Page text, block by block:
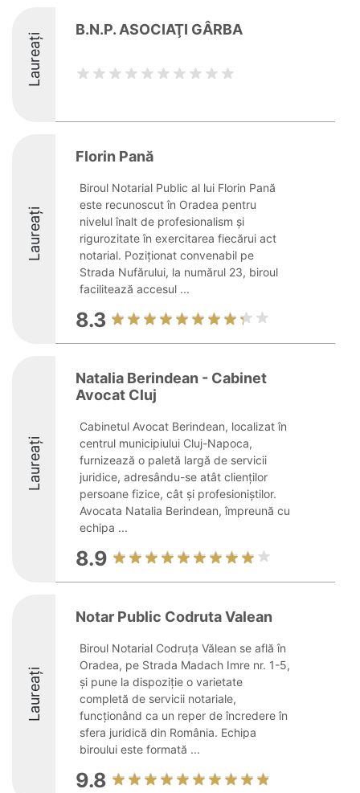
Laureați
B.N.P. ASOCIAŢI GÂRBA
Laureați
Florin Pană
Biroul Notarial Public al lui Florin Pană
este recunoscut în Oradea pentru
nivelul înalt de profesionalism și
rigurozitate în exercitarea fiecărui act
notarial. Poziționat convenabil pe
Strada Nufărului, la numărul 23, biroul
facilitează accesul ...
8.3
Laureați
Natalia Berindean - Cabinet
Avocat Cluj
Cabinetul Avocat Berindean, localizat în
centrul municipiului Cluj-Napoca,
furnizează o paletă largă de servicii
juridice, adresându-se atât clienților
persoane fizice, cât și profesioniștilor.
Avocata Natalia Berindean, împreună cu
echipa ...
8.9
Laureați
Notar Public Codruta Valean
Biroul Notarial Codruța Vălean se află în
Oradea, pe Strada Madach Imre nr. 1-5,
și pune la dispoziție o varietate
completă de servicii notariale,
funcționând ca un reper de încredere în
sfera juridică din România. Echipa
biroului este formată ...
9.8